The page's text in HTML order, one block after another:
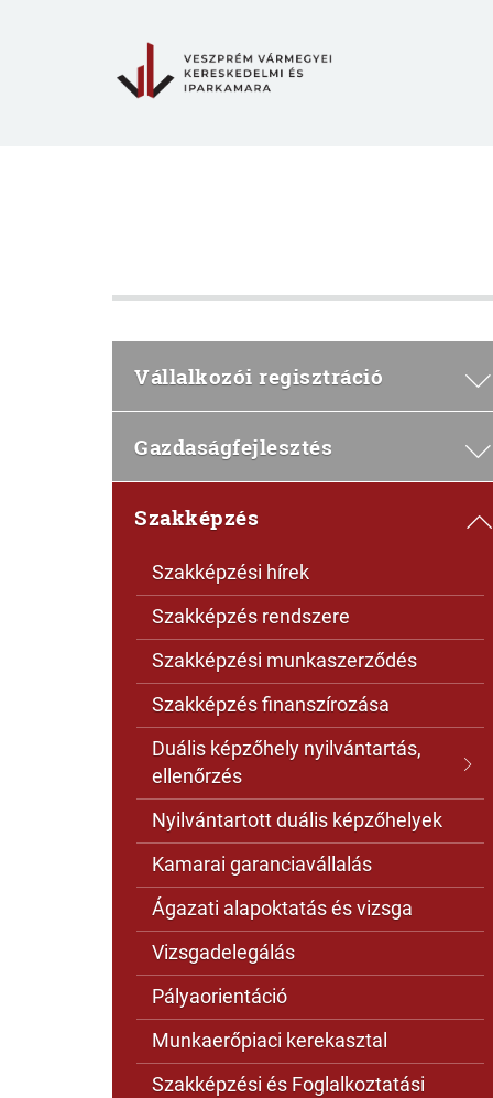
Vállalkozói regisztráció
Gazdaságfejlesztés
Szakképzés
Szakképzési hírek
Szakképzés rendszere
Szakképzési munkaszerződés
Szakképzés finanszírozása
Duális képzőhely nyilvántartás,
ellenőrzés
Nyilvántartott duális képzőhelyek
Kamarai garanciavállalás
Ágazati alapoktatás és vizsga
Vizsgadelegálás
Pályaorientáció
Munkaerőpiaci kerekasztal
Szakképzési és Foglalkoztatási